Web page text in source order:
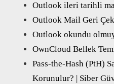
Outlook ileri tarihli
Outlook Mail Geri
Outlook okundu
OwnCloud Bellek
Pass-the-Hash (PtH)
Korunulur? | Siber